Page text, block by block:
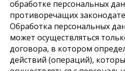
обработке персональных
противоречащих
Обработка персональных
может осуществляться
договора, в котором
действий (операций),